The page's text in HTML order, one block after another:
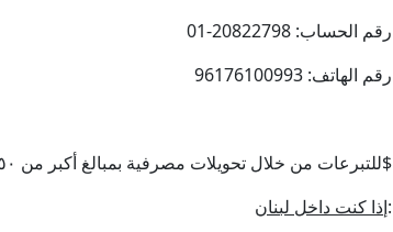
رقم الحساب: 20822798-01
رقم الهاتف: 96176100993
للتبرعات من خلال تحويلات مصرفية بمبالغ أكبر من ٥٠$
إذا كنت داخل لبنان: